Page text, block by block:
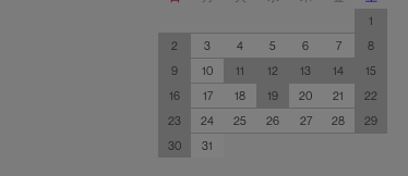
1
2
3 4 5 6 7
8
9
10 11 12 13 14
15
16
17 18 19 20 21
22
23
24 25 26 27 28
29
30
31